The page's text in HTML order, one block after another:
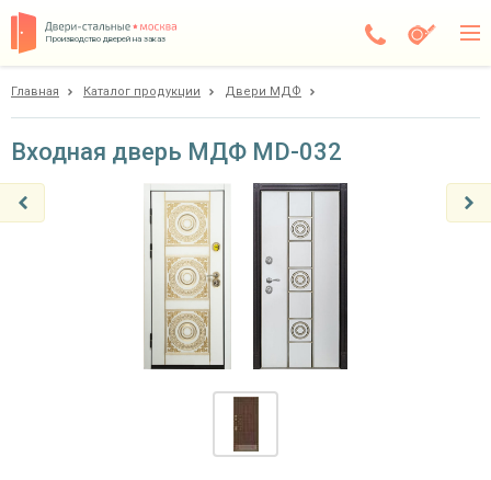
Производство дверей на заказ
Установка
Покупателям
Главная Каталог продукции Двери МДФ
Входная дверь МДФ MD-032